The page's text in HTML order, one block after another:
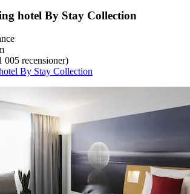
hotel By Stay Collection
005 recensioner)
By Stay Collection